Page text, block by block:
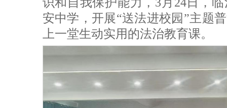
安中学，开展“送法进校园”主题
上一堂生动实用的法治教育课。